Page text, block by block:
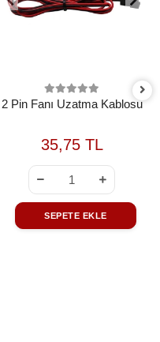
2 Pin Fanı Uzatma Kablosu
35,75 TL
SEPETE EKLE